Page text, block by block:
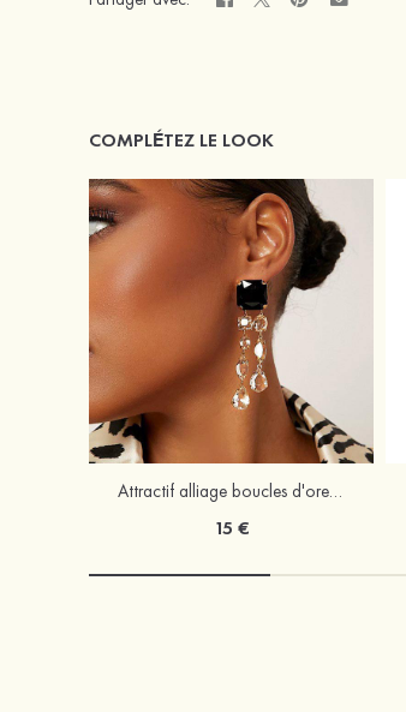
COMPLÉTEZ LE LOOK
Attractif alliage boucles d'oreilles
15 €